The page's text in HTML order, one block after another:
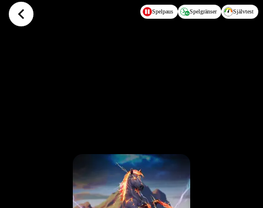
Hoppa till huvudinnehållet Spelpaus Spelgränser Självtest